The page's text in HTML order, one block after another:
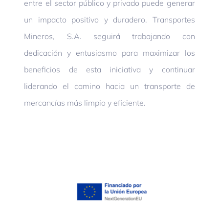
entre el sector público y privado puede generar
un impacto positivo y duradero. Transportes
Mineros, S.A. seguirá trabajando con
dedicación y entusiasmo para maximizar los
beneficios de esta iniciativa y continuar
liderando el camino hacia un transporte de
mercancías más limpio y eficiente.